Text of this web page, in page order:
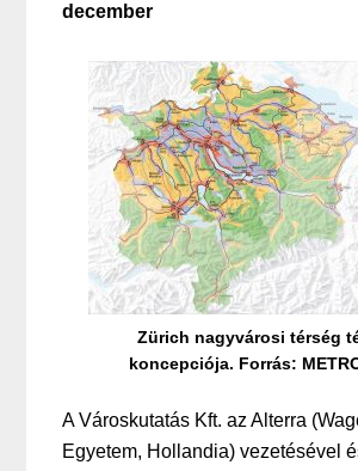
december
Zürich nagyvárosi térség
koncepciója. Forrás:
A Városkutatás Kft. az Alterra
Egyetem, Hollandia) vezetésével